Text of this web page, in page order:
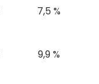
7,5 %
9,9 %